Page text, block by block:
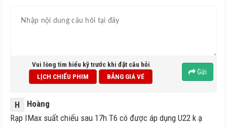
Vui lòng tìm hiểu kỹ trước khi đặt câu hỏi
LỊCH CHIẾU PHIM
BẢNG GIÁ VÉ
Gửi
H
Hoàng
Rạp IMax suất chiếu sau 17h T6 có được áp dụng U22 k ạ